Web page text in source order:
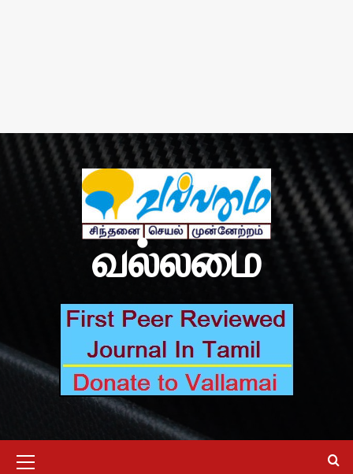
வல்லமை
Menu